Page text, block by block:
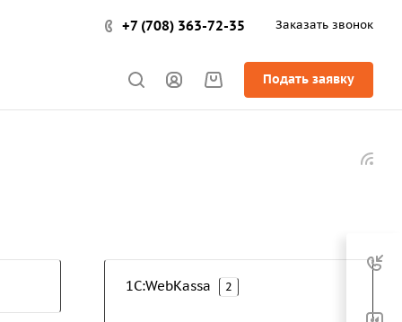
+7 (708) 363-72-35 Заказать звонок
Подать заявку
1C:WebKassa 2